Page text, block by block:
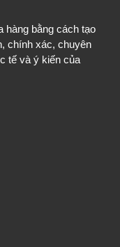
hàng bằng cách tạo
chính xác, chuyên
tế và ý kiến của